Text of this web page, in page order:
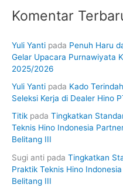
Komentar
Yuli Yanti pada Penuh Haru
Gelar Upacara Purnawiyata
2025/2026
Yuli Yanti pada Kado
Seleksi Kerja di Dealer Hino
Titik pada Tingkatkan
Teknis Hino Indonesia
Belitang III
Sugi anti pada Tingkatkan
Praktik Teknis Hino
Belitang III